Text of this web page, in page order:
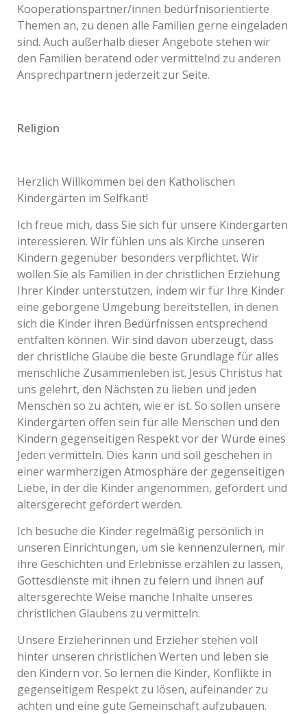
Kooperationspartner/innen bedürfnisorientierte
Themen an, zu denen alle Familien gerne eingeladen
sind. Auch außerhalb dieser Angebote stehen wir
den Familien beratend oder vermittelnd zu anderen
Ansprechpartnern jederzeit zur Seite.
Religion
Herzlich Willkommen bei den Katholischen
Kindergärten im Selfkant!
Ich freue mich, dass Sie sich für unsere Kindergärten
interessieren. Wir fühlen uns als Kirche unseren
Kindern gegenüber besonders verpflichtet. Wir
wollen Sie als Familien in der christlichen Erziehung
Ihrer Kinder unterstützen, indem wir für Ihre Kinder
eine geborgene Umgebung bereitstellen, in denen
sich die Kinder ihren Bedürfnissen entsprechend
entfalten können. Wir sind davon überzeugt, dass
der christliche Glaube die beste Grundlage für alles
menschliche Zusammenleben ist. Jesus Christus hat
uns gelehrt, den Nächsten zu lieben und jeden
Menschen so zu achten, wie er ist. So sollen unsere
Kindergärten offen sein für alle Menschen und den
Kindern gegenseitigen Respekt vor der Würde eines
Jeden vermitteln. Dies kann und soll geschehen in
einer warmherzigen Atmosphäre der gegenseitigen
Liebe, in der die Kinder angenommen, gefördert und
altersgerecht gefordert werden.
Ich besuche die Kinder regelmäßig persönlich in
unseren Einrichtungen, um sie kennenzulernen, mir
ihre Geschichten und Erlebnisse erzählen zu lassen,
Gottesdienste mit ihnen zu feiern und ihnen auf
altersgerechte Weise manche Inhalte unseres
christlichen Glaubens zu vermitteln.
Unsere Erzieherinnen und Erzieher stehen voll
hinter unseren christlichen Werten und leben sie
den Kindern vor. So lernen die Kinder, Konflikte in
gegenseitigem Respekt zu lösen, aufeinander zu
achten und eine gute Gemeinschaft aufzubauen.